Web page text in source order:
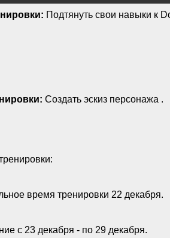
Подтянуть свои навыки к
Создать эскиз персонажа .
время тренировки 22 декабря.
с 23 декабря - по 29 декабря.